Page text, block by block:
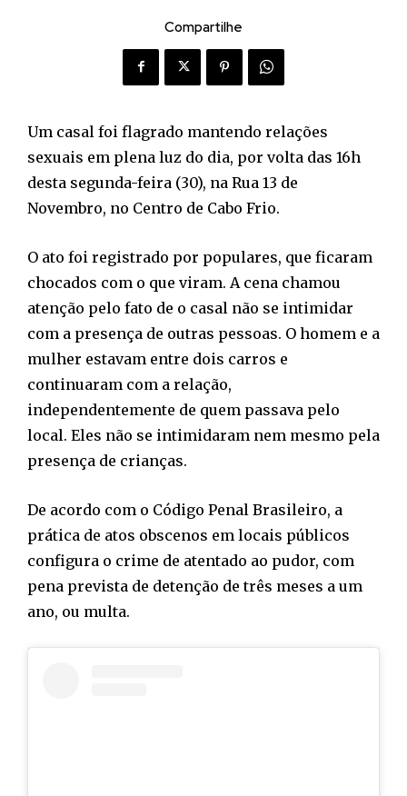
Compartilhe
Um casal foi flagrado mantendo relações
sexuais em plena luz do dia, por volta das 16h
desta segunda-feira (30), na Rua 13 de
Novembro, no Centro de Cabo Frio.
O ato foi registrado por populares, que ficaram
chocados com o que viram. A cena chamou
atenção pelo fato de o casal não se intimidar
com a presença de outras pessoas. O homem e a
mulher estavam entre dois carros e
continuaram com a relação,
independentemente de quem passava pelo
local. Eles não se intimidaram nem mesmo pela
presença de crianças.
De acordo com o Código Penal Brasileiro, a
prática de atos obscenos em locais públicos
configura o crime de atentado ao pudor, com
pena prevista de detenção de três meses a um
ano, ou multa.